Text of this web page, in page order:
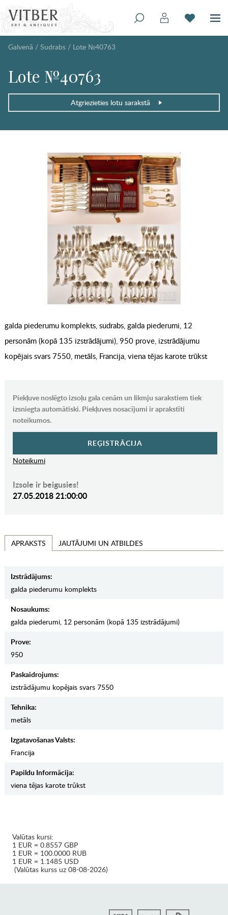
Galvenā / Sudrabs / Lote №40763
Lote №40763
Atgriezieties lotu sarakstā
galda piederumu komplekts, sudrabs, galda piederumi, 12
personām (kopā 135 izstrādājumi), 950 prove, izstrādājumu
kopējais svars 7550, metāls, Francija, viena tējas karote trūkst
Piekļuve noslēgto izsoļu gala cenām un likmju sarakstiem tiek
izsniegta automātiski. Piekļuves nosacījumi ir aprakstīti
noteikumos.
REĢISTRĀCIJA
Noteikumi
Izsole ir beigusies!
27.05.2018 21:00:00
APRAKSTS JAUTĀJUMI UN ATBILDES
Izstrādājums:
galda piederumu komplekts
Nosaukums:
galda piederumi, 12 personām (kopā 135 izstrādājumi)
Prove:
950
Paskaidrojums:
izstrādājumu kopējais svars 7550
Tehnika:
metāls
Izgatavošanas Valsts:
Francija
Papildu Informācija:
viena tējas karote trūkst
Valūtas kursi:
1 EUR = 0.8557 GBP
1 EUR = 100.0000 RUB
1 EUR = 1.1485 USD
(Valūtas kurss uz 08-08-2026)